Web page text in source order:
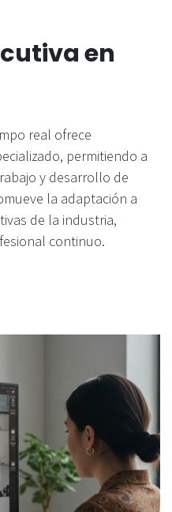
en
real ofrece
permitiendo a
y desarrollo de
la adaptación a
de la industria,
continuo.